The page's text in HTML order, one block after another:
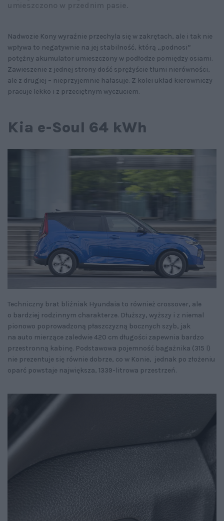
Nadwozie Kony wyraźnie przechyla się w zakrętach, ale i tak nie
wpływa to negatywnie na jej stabilność, którą „podnosi”
potężny akumulator umieszczony w podłodze pomiędzy osiami.
Zawieszenie z jednej strony dość sprężyście tłumi nierówności,
ale z drugiej – nieprzyjemnie hałasuje. Z kolei układ kierowniczy
pracuje lekko i z przeciętnym wyczuciem.
Kia e-Soul 64 kWh
Techniczny brat bliźniak Hyundaia to również crossover, ale
o bardziej rodzinnym charakterze. Dłuższy, wyższy i z niemal
pionowo poprowadzoną płaszczyzną bocznych szyb, jak
na auto mierzące zaledwie 420 cm długości zapewnia bardzo
przestronną kabinę. Podstawowa pojemność bagażnika (315 l)
nie prezentuje się równie dobrze, co w Konie, jednak po złożeniu
oparć powstaje największa, 1339-litrowa przestrzeń.